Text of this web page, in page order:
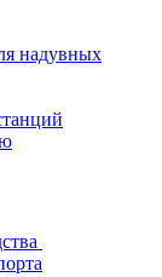
надувных